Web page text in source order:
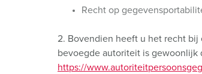
Recht op
2. Bovendien heeft u het recht bij
bevoegde autoriteit is gewoonlijk
https://